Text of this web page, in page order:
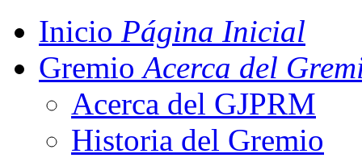
Inicio Página Inicial
GremioAcerca del
Acerca del GJPRM
Historia del Gremio